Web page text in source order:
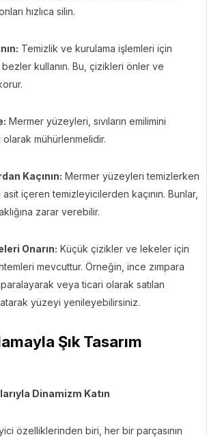
hızlıca silin.
Temizlik ve kurulama işlemleri için
kullanın. Bu, çizikleri önler ve
Mermer yüzeyleri, sıvıların emilimini
mühürlenmelidir.
Kaçının: Mermer yüzeyleri temizlerken
içeren temizleyicilerden kaçının. Bunlar,
zarar verebilir.
Onarın: Küçük çizikler ve lekeler için
mevcuttur. Örneğin, ince zımpara
veya ticari olarak satılan
yüzeyi yenileyebilirsiniz.
Şık Tasarım
Dinamizm Katın
özelliklerinden biri, her bir parçasının